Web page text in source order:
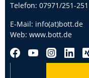
Telefon: 07971/251-251
E-Mail: info(at)bott.de
Web: www.bott.de